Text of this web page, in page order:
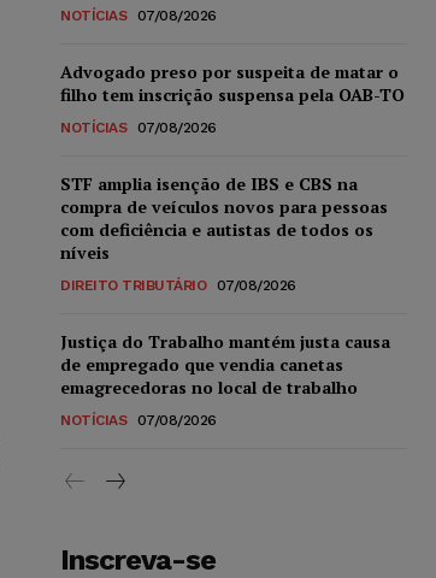
NOTÍCIAS 07/08/2026
Advogado preso por suspeita de matar o
filho tem inscrição suspensa pela OAB-TO
NOTÍCIAS 07/08/2026
STF amplia isenção de IBS e CBS na
compra de veículos novos para pessoas
com deficiência e autistas de todos os
níveis
DIREITO TRIBUTÁRIO 07/08/2026
Justiça do Trabalho mantém justa causa
de empregado que vendia canetas
emagrecedoras no local de trabalho
NOTÍCIAS 07/08/2026
Inscreva-se